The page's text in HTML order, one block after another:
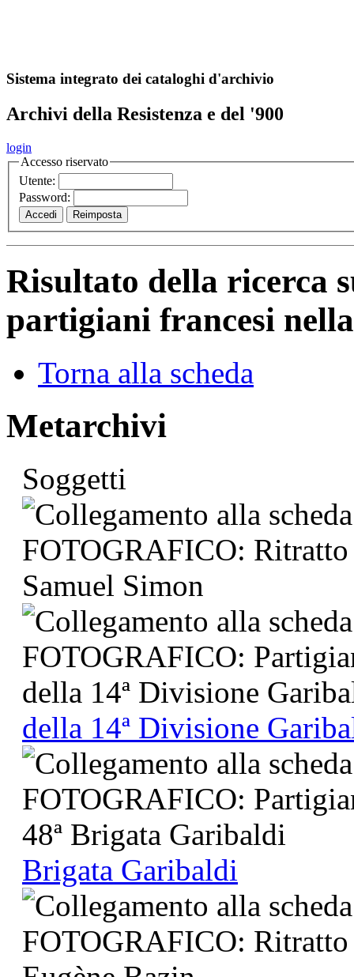
Sistema integrato dei cataloghi d'archivio
Archivi della Resistenza e del '900
login
Accesso riservato
Utente:
Password:
Risultato della ricerca
partigiani francesi
Torna alla scheda
Metarchivi
Soggetti
della 14ª Divisione
Brigata Garibaldi